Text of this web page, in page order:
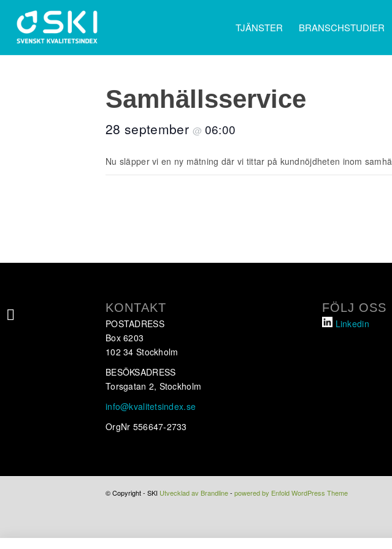
TJÄNSTER BRANSCHSTUDIER
Samhällsservice
28 september@ 06:00
Nu släpper vi en ny mätning där vi tittar på kundnöjdheten inom
KONTAKT
POSTADRESS
Box 6203
102 34 Stockholm
BESÖKSADRESS
Torsgatan 2, Stockholm
info@kvalitetsindex.se
OrgNr 556647-2733
FÖLJ OSS
Linkedin
© Copyright - SKI Utvecklad av Brandline- powered by Enfold WordPress Theme